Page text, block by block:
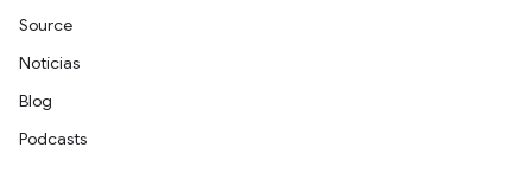
Source
Notícias
Blog
Podcasts